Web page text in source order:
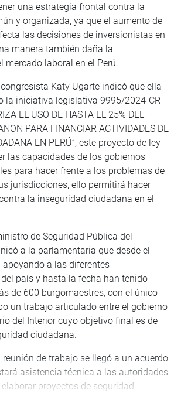
una estrategia frontal contra la
y organizada, ya que el aumento de
las decisiones de inversionistas en
manera también daña la
mercado laboral en el Perú.
Katy Ugarte indicó que ella
la iniciativa legislativa 9995/2024-CR
EL USO DE HASTA EL 25% DEL
PARA FINANCIAR ACTIVIDADES DE
EN PERÚ”, este proyecto de ley
las capacidades de los gobiernos
para hacer frente a los problemas de
jurisdicciones, ello permitirá hacer
la inseguridad ciudadana en el
de Seguridad Pública del
a la parlamentaria que desde el
a las diferentes
país y hasta la fecha han tenido
de 600 burgomaestres, con el único
un trabajo articulado entre el gobierno
del Interior cuyo objetivo final es de
ciudadana.
reunión de trabajo se llegó a un acuerdo
asistencia técnica a las autoridades
proyectos de seguridad